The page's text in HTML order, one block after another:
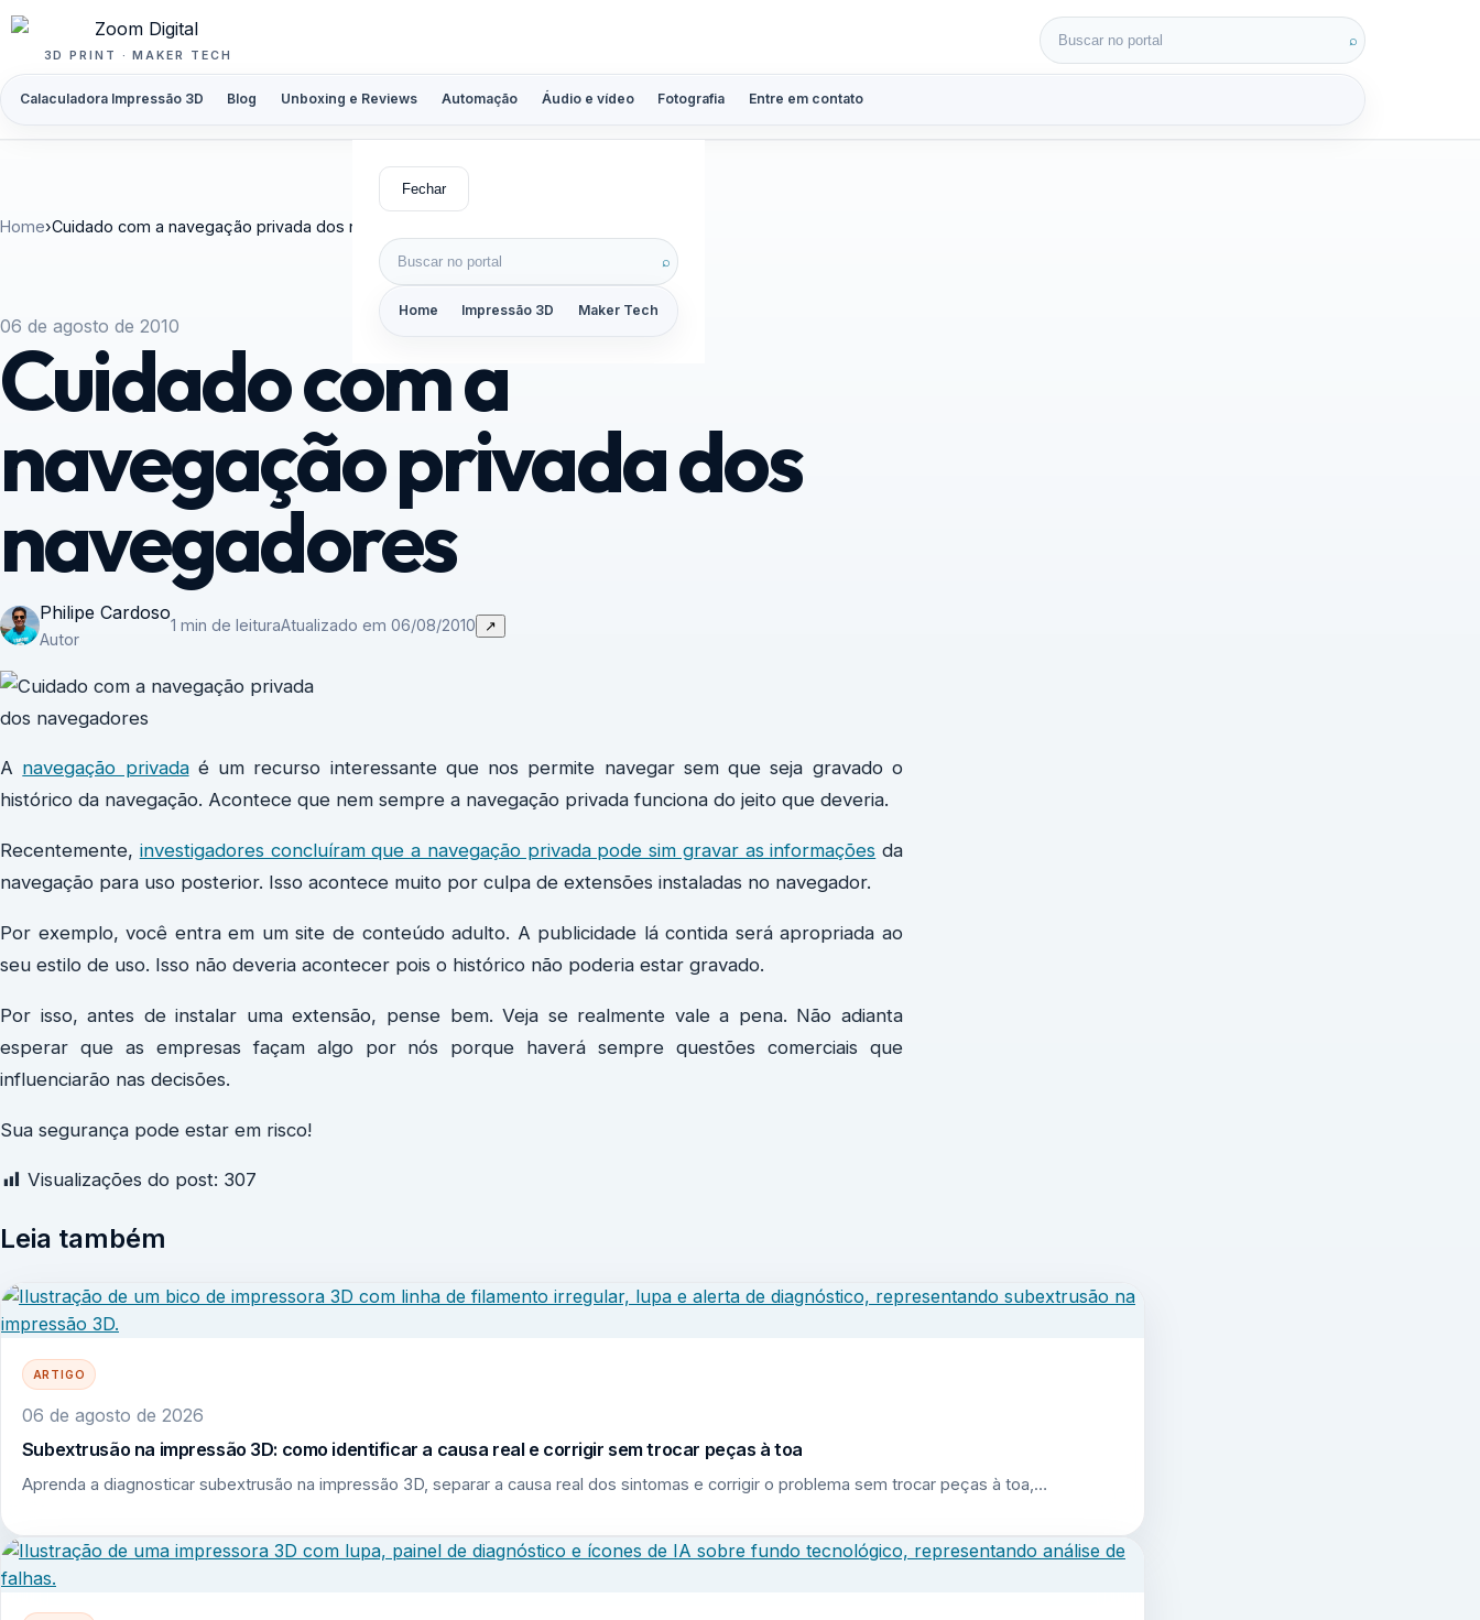
Pular para o conteúdo
3D PRINT · MAKER TECH
Calaculadora Impressão 3D Blog Unboxing e Reviews Automação Áudio e vídeo Fotografia Entre em contato
Buscar por: ⌕
Fechar
Buscar por: ⌕
Home Impressão 3D Maker Tech
Home›Cuidado com a navegação privada dos navegadores
06 de agosto de 2010
Cuidado com a
navegação privada dos
navegadores
Philipe Cardoso
Autor
1 min de leituraAtualizado em 06/08/2010 ↗
A navegação privadaé um recurso interessante que nos permite navegar sem que seja gravado o
histórico da navegação. Acontece que nem sempre a navegação privada funciona do jeito que deveria.
Recentemente, investigadores concluíram que a navegação privada pode sim gravar as informações da
navegação para uso posterior. Isso acontece muito por culpa de extensões instaladas no navegador.
Por exemplo, você entra em um site de conteúdo adulto. A publicidade lá contida será apropriada ao
seu estilo de uso. Isso não deveria acontecer pois o histórico não poderia estar gravado.
Por isso, antes de instalar uma extensão, pense bem. Veja se realmente vale a pena. Não adianta
esperar que as empresas façam algo por nós porque haverá sempre questões comerciais que
influenciarão nas decisões.
Sua segurança pode estar em risco!
Visualizações do post: 307
Leia também
ARTIGO
06 de agosto de 2026
Subextrusão na impressão 3D: como identificar a causa real e corrigir sem trocar peças à toa
Aprenda a diagnosticar subextrusão na impressão 3D, separar a causa real dos sintomas e corrigir o problema sem trocar peças à toa,…